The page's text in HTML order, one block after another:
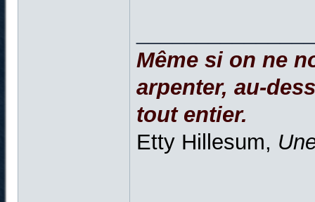
Même si on ne
arpenter, au-
tout entier.
Etty Hillesum,